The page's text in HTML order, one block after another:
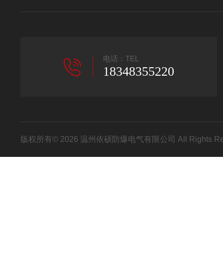
电话：TEL
18348355220
版权所有© 2026 温州依硕防爆电气有限公司 All Rights